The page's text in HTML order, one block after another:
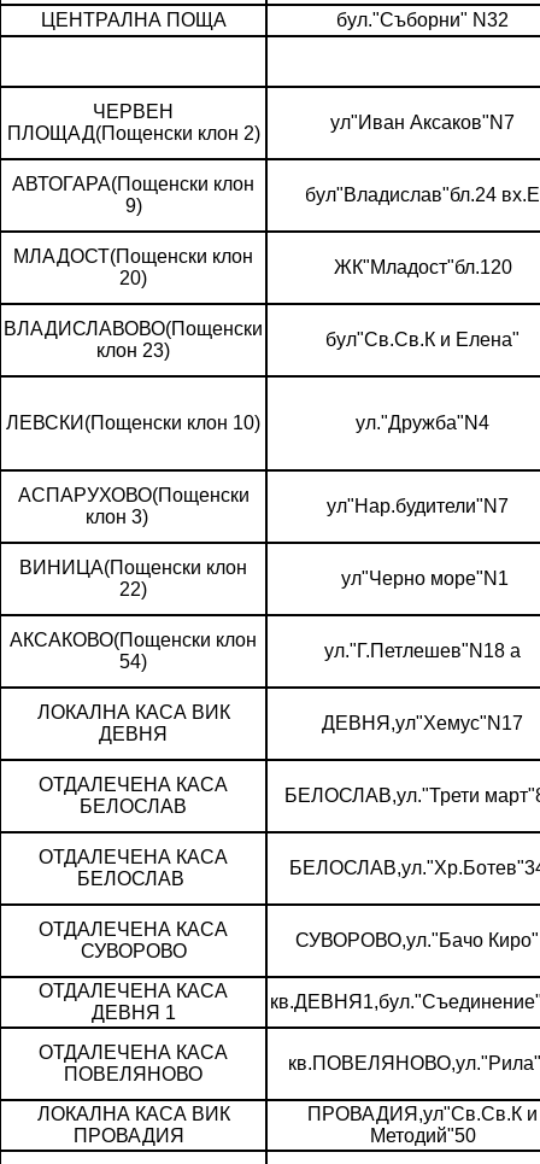
ЦЕНТРАЛНА ПОЩА
бул."Съборни" N32
ЧЕРВЕН
ПЛОЩАД(Пощенски клон 2)
ул"Иван Аксаков"N7
АВТОГАРА(Пощенски клон
9)
бул"Владислав"бл.24 вх.Е
МЛАДОСТ(Пощенски клон
20)
ЖК"Младост"бл.120
ВЛАДИСЛАВОВО(Пощенски
клон 23)
бул"Св.Св.К и Елена"
ЛЕВСКИ(Пощенски клон 10) ул."Дружба"N4
АСПАРУХОВО(Пощенски
клон 3)
ул"Нар.будители"N7
ВИНИЦА(Пощенски клон
22)
ул"Черно море"N1
АКСАКОВО(Пощенски клон
54)
ул."Г.Петлешев"N18 а
ЛОКАЛНА КАСА ВИК
ДЕВНЯ
ДЕВНЯ,ул"Хемус"N17
ОТДАЛЕЧЕНА КАСА
БЕЛОСЛАВ
БЕЛОСЛАВ,ул."Трети
ОТДАЛЕЧЕНА КАСА
БЕЛОСЛАВ
ОТДАЛЕЧЕНА КАСА
СУВОРОВО
СУВОРОВО,ул."Бачо
ОТДАЛЕЧЕНА КАСА
ДЕВНЯ 1
ОТДАЛЕЧЕНА КАСА
ПОВЕЛЯНОВО
ЛОКАЛНА КАСА ВИК
ПРОВАДИЯ
ПРОВАДИЯ,ул"Св.Св.К и
Методий"50